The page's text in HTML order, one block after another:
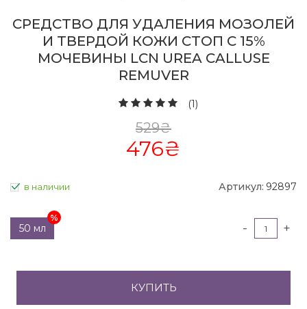
СРЕДСТВО ДЛЯ УДАЛЕНИЯ МОЗОЛЕЙ
И ТВЕРДОЙ КОЖИ СТОП С 15%
МОЧЕВИНЫ LCN UREA CALLUSE
REMUVER
(1)
529₴
476₴
в наличии Артикул: 92897
50 мл - +
КУПИТЬ